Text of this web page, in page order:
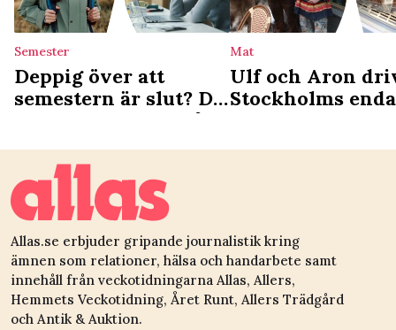
Semester
Deppig över att
semestern är slut? Då
är du ledig nästa gång
Mat
Ulf och Aron
Stockholms enda
Allas.se erbjuder gripande journalistik kring
ämnen som relationer, hälsa och handarbete samt
innehåll från veckotidningarna Allas, Allers,
Hemmets Veckotidning, Året Runt, Allers Trädgård
och Antik & Auktion.